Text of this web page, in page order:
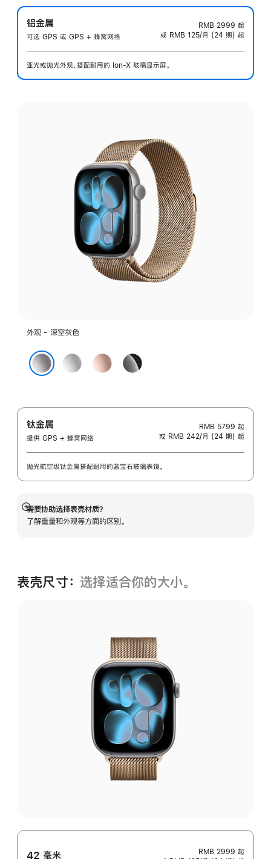
铝金属
可选 GPS 或 GPS + 蜂窝网络
RMB 2999 起
或 RMB 125/月 (24 期) 起
亚光或抛光外观，搭配耐用的 Ion-X 玻璃显示屏。
外观 - 深空灰色
银
玫
瑰
色
亮
黑
钛金属
提供 GPS + 蜂窝网络
RMB 5799 起
或 RMB 242/月 (24 期) 起
抛光航空级钛金属搭配耐用的蓝宝石玻璃表镜。
需要协助选择表壳材质？
了解重量和外观等方面的区别。
展
开
表壳尺寸： 选择适合你的大小。
42 毫米 RMB 2999 起